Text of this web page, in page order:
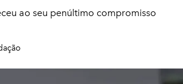
ao seu penúltimo compromisso